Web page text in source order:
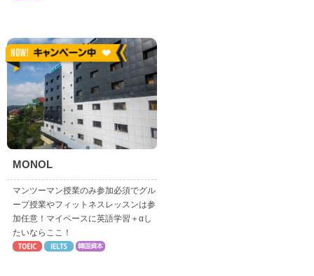
MONOL
マンツーマン授業のみ参加必須でグル
ープ授業やフィットネスレッスンは参
加任意！マイペースに英語学習＋αし
たいならここ！